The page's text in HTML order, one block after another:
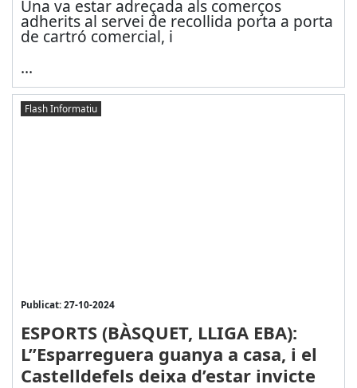
Una va estar adreçada als comerços
adherits al servei de recollida porta a porta
de cartró comercial, i
...
Flash Informatiu
Publicat: 27-10-2024
ESPORTS (BÀSQUET, LLIGA EBA):
L’’Esparreguera guanya a casa, i el
Castelldefels deixa d’estar invicte